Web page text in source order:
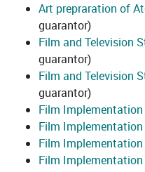
Art prepraration of
guarantor)
Film and Television
guarantor)
Film and Television
guarantor)
Film Implementation
Film Implementation
Film
Film